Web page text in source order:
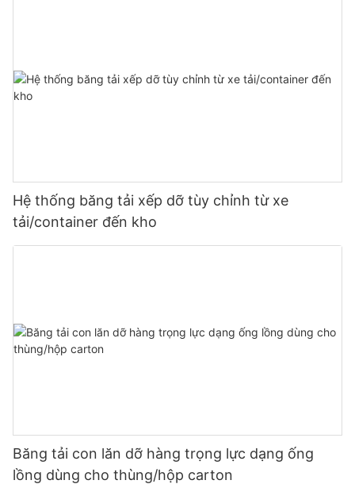
Hệ thống băng tải xếp dỡ tùy chỉnh từ xe
tải/container đến kho
Băng tải con lăn dỡ hàng trọng lực dạng ống
lồng dùng cho thùng/hộp carton